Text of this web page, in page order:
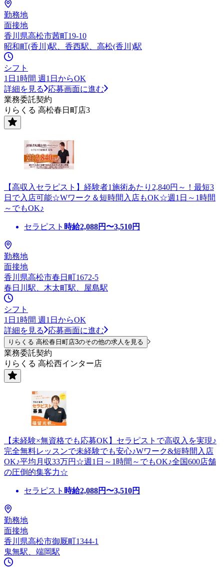
勤務地
面接地
香川県高松市茜町19-10
昭和町(香川)駅、香西駅、高松(香川)駅
シフト
1日1時間 週1日からOK
詳細を見る
応募画面に進む
業務委託契約
りらくる 高松春日町店3
【高収入セラピスト】経験者1施術あたり2,840円～！最短3
日で入店可能☆Wワーク＆短時間入店もOK☆週1日～1時間
～でもOK♪
セラピスト 時給2,088円〜3,510円
勤務地
面接地
香川県高松市春日町1672-5
春日川駅、木太町駅、屋島駅
シフト
1日1時間 週1日からOK
詳細を見る
応募画面に進む
りらくる 高松春日町店3のその他の求人を見る
業務委託契約
りらくる 高松西インター店
【未経験×無資格でも応募OK】セラピストで高収入を実現♪
完全無料レッスンで未経験でも安心♪Wワーク&短時間入店
OK♪平均月収33万円☆週1日～1時間～でもOK♪全国600店舗
の圧倒的集客力☆
セラピスト 時給2,088円〜3,510円
勤務地
面接地
香川県高松市御厩町1344-1
鬼無駅、端岡駅